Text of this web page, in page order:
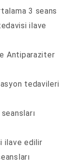
3 seans
ilave
Antiparaziter
tedavileri
ilave edilir